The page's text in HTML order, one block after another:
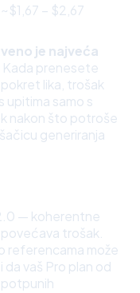
~$1,67 – $2,67
je najveća
Kada prenesete
lika, trošak
upitima samo s
nakon što potroše
generiranja
— koherentne
trošak.
referencama može
vaš Pro plan od